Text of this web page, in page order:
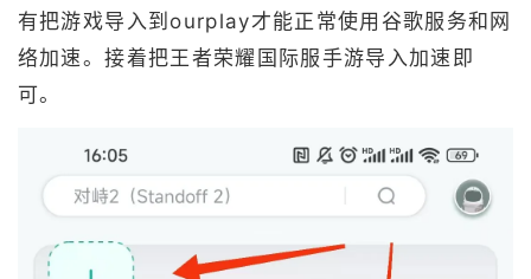
有把游戏导入到ourplay才能正常使用谷歌服务和网
络加速。接着把王者荣耀国际服手游导入加速即
可。